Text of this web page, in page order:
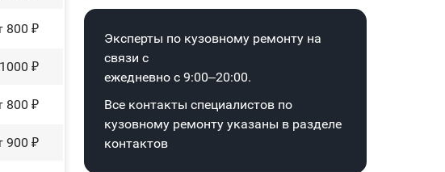
800 ₽
₽
800 ₽
900 ₽
Эксперты по кузовному ремонту на
связи с
ежедневно с 9:00–20:00.
Все контакты специалистов по
кузовному ремонту указаны в разделе
контактов